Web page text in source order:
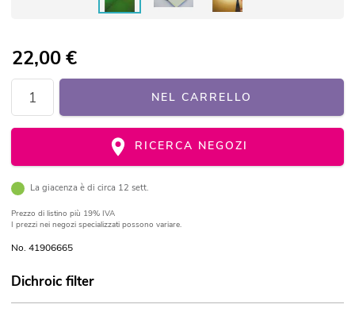
22,00€
NEL CARRELLO
RICERCA NEGOZI
La giacenza è di circa 12 sett.
Prezzo di listino più 19% IVA
I prezzi nei negozi specializzati possono variare.
No. 41906665
Dichroic filter